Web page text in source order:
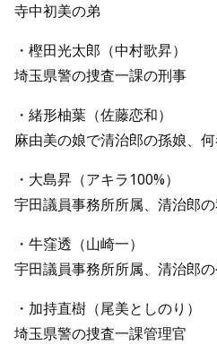
寺中初美の弟
・樫田光太郎（中村歌昇）
埼玉県警の捜査一課の刑事
・緒形柚葉（佐藤恋和）
麻由美の娘で清治郎の孫娘、
・大島昇（アキラ100%）
宇田議員事務所所属、清治郎
・牛窪透（山崎一）
宇田議員事務所所属、清治郎
・加持直樹（尾美としのり）
埼玉県警の捜査一課管理官